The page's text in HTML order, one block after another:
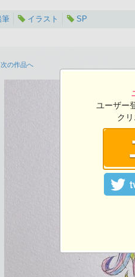
筆 イラスト SP
次の作品へ
1024×768ピクセル
ユーザー
ク